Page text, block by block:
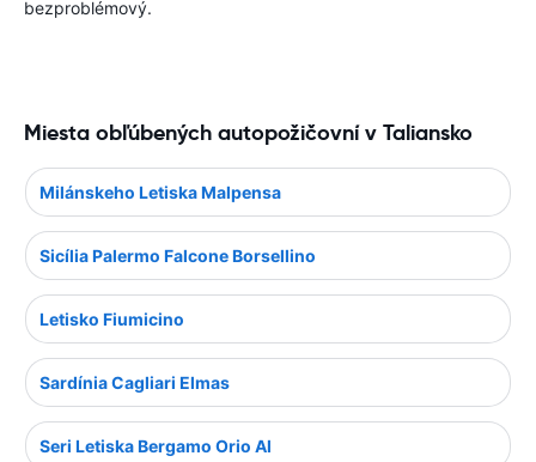
bezproblémový.
Miesta obľúbených autopožičovní v Taliansko
Milánskeho Letiska Malpensa
Sicília Palermo Falcone Borsellino
Letisko Fiumicino
Sardínia Cagliari Elmas
Seri Letiska Bergamo Orio Al